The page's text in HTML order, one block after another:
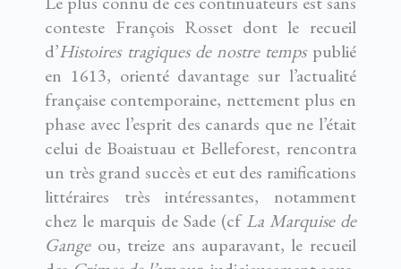
conteste François Rosset dont le recueil
d’Histoires tragiques de nostre tempspublié
en 1613, orienté davantage sur l’actualité
française contemporaine, nettement plus en
phase avec l’esprit des canards que ne l’était
celui de Boaistuau et Belleforest, rencontra
un très grand succès et eut des ramifications
littéraires très intéressantes, notamment
chez le marquis de Sade (cfLa Marquise de
Gangeou, treize ans auparavant, le recueil